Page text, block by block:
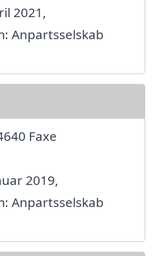
2021,
Anpartsselskab
Faxe
2019,
Anpartsselskab